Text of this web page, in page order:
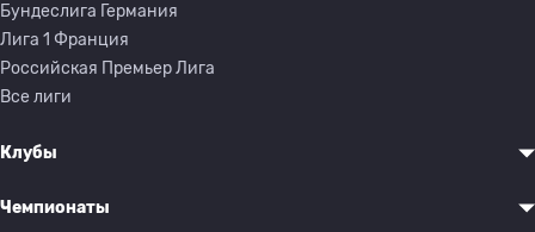
Бундеслига Германия
Лига 1 Франция
Российская Премьер Лига
Все лиги
Клубы
Чемпионаты